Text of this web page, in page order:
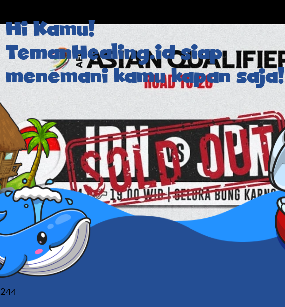
Berita,Sepak Bola
244
Hi Kamu!
TemanHealing.id siap
menemani kamu kapan saja!